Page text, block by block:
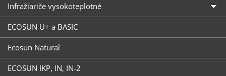
Infražiariče vysokoteplotné
ECOSUN U+ a BASIC
Ecosun Natural
ECOSUN IKP, IN, IN-2